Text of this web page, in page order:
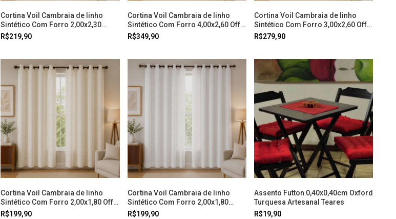
Cortina Voil Cambraia de linho
Sintético Com Forro 2,00x2,30
Branco Doural
R$219,90
Cortina Voil Cambraia de linho
Sintético Com Forro 4,00x2,60 Off
White Doural
R$349,90
Cortina Voil Cambraia de linho
Sintético Com Forro 3,00x2,60 Off
White Doural
R$279,90
Cortina Voil Cambraia de linho
Sintético Com Forro 2,00x1,80 Off
White Doural
R$199,90
Cortina Voil Cambraia de linho
Sintético Com Forro 2,00x1,80
Branco Doural
R$199,90
Assento Futton 0,40x0,40cm Oxford
Turquesa Artesanal Teares
R$19,90